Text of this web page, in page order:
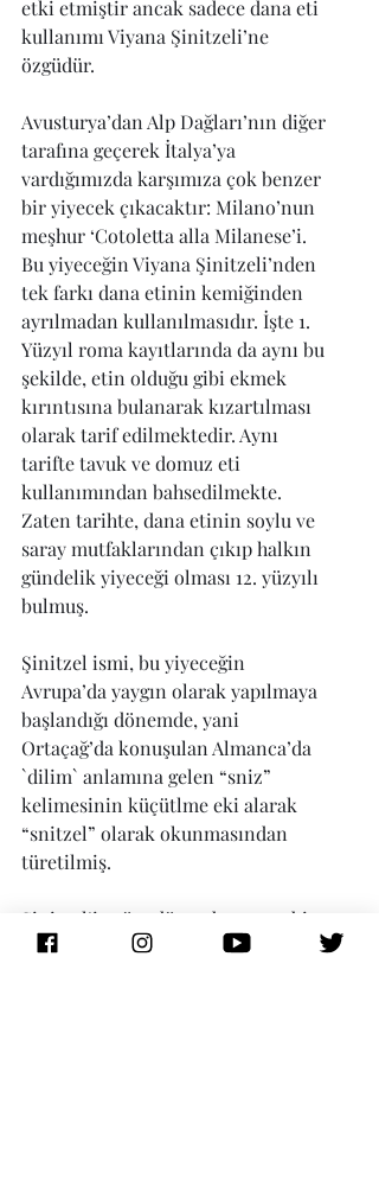
etki etmiştir ancak sadece dana eti
kullanımı Viyana Şinitzeli’ne
özgüdür.
Avusturya’dan Alp Dağları’nın diğer
tarafına geçerek İtalya’ya
vardığımızda karşımıza çok benzer
bir yiyecek çıkacaktır: Milano’nun
meşhur ‘Cotoletta alla Milanese’i.
Bu yiyeceğin Viyana Şinitzeli’nden
tek farkı dana etinin kemiğinden
ayrılmadan kullanılmasıdır. İşte 1.
Yüzyıl roma kayıtlarında da aynı bu
şekilde, etin olduğu gibi ekmek
kırıntısına bulanarak kızartılması
olarak tarif edilmektedir. Aynı
tarifte tavuk ve domuz eti
kullanımından bahsedilmekte.
Zaten tarihte, dana etinin soylu ve
saray mutfaklarından çıkıp halkın
gündelik yiyeceği olması 12. yüzyılı
bulmuş.
Şinitzel ismi, bu yiyeceğin
Avrupa’da yaygın olarak yapılmaya
başlandığı dönemde, yani
Ortaçağ’da konuşulan Almanca’da
`dilim` anlamına gelen “sniz”
kelimesinin küçütlme eki alarak
“snitzel” olarak okunmasından
türetilmiş.
Şinitzel’in tüm dünyada yaygın bir
yiyecek olması, ülkeler arasındaki